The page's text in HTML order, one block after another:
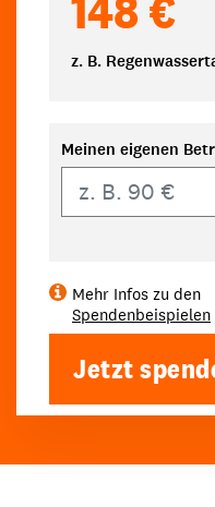
z. B.
Meinen eigenen
Mehr Infos zu den
Spendenbeispielen
Jetzt